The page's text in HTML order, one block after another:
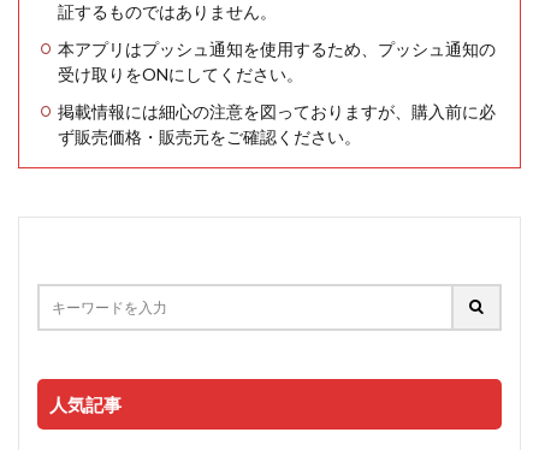
証するものではありません。
本アプリはプッシュ通知を使用するため、プッシュ通知の
受け取りをONにしてください。
掲載情報には細心の注意を図っておりますが、購入前に必
ず販売価格・販売元をご確認ください。
人気記事